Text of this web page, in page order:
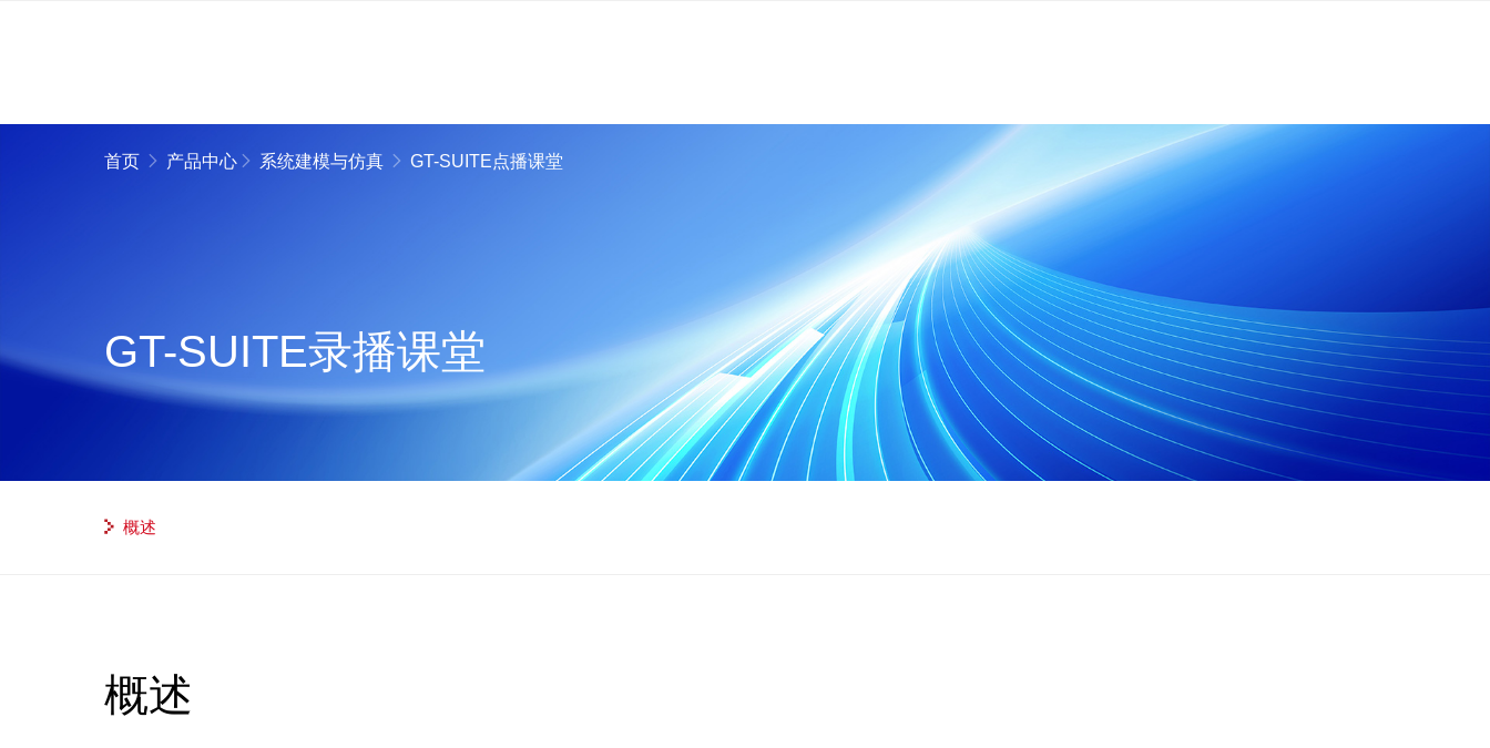
GT-SUITE录播课堂
首页 产品中心 系统建模与仿真 GT-SUITE点播课堂
概述
概述